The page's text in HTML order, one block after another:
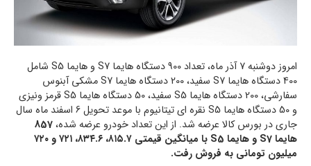
امروز دوشنبه 7 آذر ماه، تعداد 900 دستگاه هایما S7 و هایما S5 شامل
400 دستگاه هایما S7 سفید، 200 دستگاه هایما S7 مشکی آبنوس
سفارشی، 200 دستگاه هایما S5 سفید، 50 دستگاه هایما S5 قرمز ونیزی
و 50 دستگاه هایما S5 نقره ای تیتانیوم با موعد تحویل 6 اسفند ماه سال
جاری در بورس کالا عرضه شد. از این تعداد خودرو عرضه شده،857
هایما S7 و هایما S5 با میانگین قیمتی ۸۱۵.۷، ۸۳۴.۶، ۷۲۱ و ۷۲۰
میلیون تومانی به فروش رفت.